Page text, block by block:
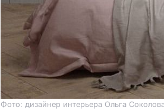
Фото: дизайнер интерьера Ольга Соколова